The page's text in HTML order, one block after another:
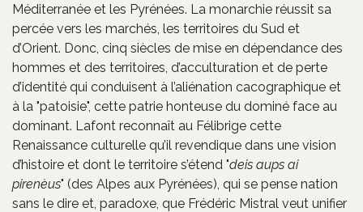
Méditerranée et les Pyrénées. La monarchie réussit sa
percée vers les marchés, les territoires du Sud et
d’Orient. Donc, cinq siècles de mise en dépendance des
hommes et des territoires, d’acculturation et de perte
d’identité qui conduisent à l’aliénation cacographique et
à la "patoisie", cette patrie honteuse du dominé face au
dominant. Lafont reconnaît au Félibrige cette
Renaissance culturelle qu’il revendique dans une vision
d’histoire et dont le territoire s’étend "deis aups ai
pirenèus" (des Alpes aux Pyrénées), qui se pense nation
sans le dire et, paradoxe, que Frédéric Mistral veut unifier